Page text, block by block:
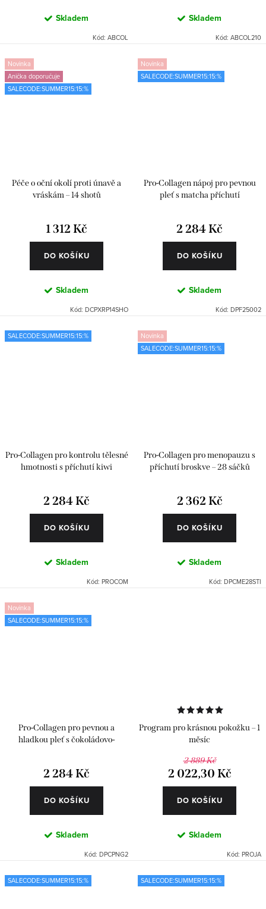
Skladem
Kód: ABCOL
Skladem
Kód: ABCOL210
Novinka
Anička doporučuje
SALECODE:SUMMER15:15:%
Péče o oční okolí proti únavě a
vráskám – 14 shotů
1 312 Kč
DO KOŠÍKU
Skladem
Kód: DCPXRP14SHO
Novinka
SALECODE:SUMMER15:15:%
Pro-Collagen nápoj pro pevnou
pleť s matcha příchutí
2 284 Kč
DO KOŠÍKU
Skladem
Kód: DPF25002
SALECODE:SUMMER15:15:%
Pro-Collagen pro kontrolu tělesné
hmotnosti s příchutí kiwi
2 284 Kč
DO KOŠÍKU
Skladem
Kód: PROCOM
Novinka
SALECODE:SUMMER15:15:%
Pro-Collagen pro menopauzu s
příchutí broskve – 28 sáčků
2 362 Kč
DO KOŠÍKU
Skladem
Kód: DPCME28STI
Novinka
SALECODE:SUMMER15:15:%
Pro-Collagen pro pevnou a
hladkou pleť s čokoládovo-
2 284 Kč
DO KOŠÍKU
Skladem
Kód: DPCPNG2
Program pro krásnou pokožku – 1
měsíc
2 889 Kč
2 022,30 Kč
DO KOŠÍKU
Skladem
Kód: PROJA
SALECODE:SUMMER15:15:% SALECODE:SUMMER15:15:%